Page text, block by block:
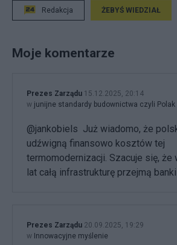
Redakcja ŻEBYŚ WIEDZIAŁ
Moje komentarze
Prezes Zarządu 15.12.2025, 20:14
w junijne standardy budownictwa czyli Polak
@jankobiels Już wiadomo, że
udźwigną finansowo kosztów tej
termomodernizacji. Szacuje się,
lat całą infrastrukturę przejmą
Prezes Zarządu 20.09.2025, 19:29
w Innowacyjne myślenie